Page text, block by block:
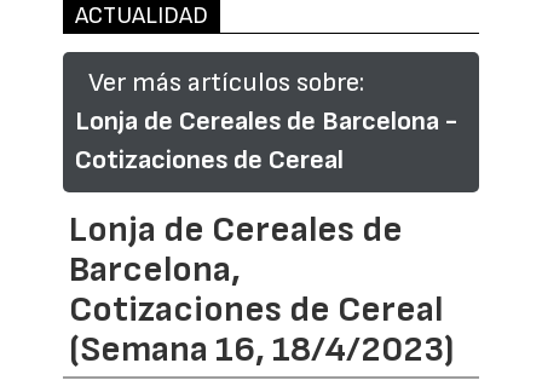
ACTUALIDAD
Ver más artículos sobre:
Lonja de Cereales de Barcelona -
Cotizaciones de Cereal
Lonja de Cereales de
Barcelona,
Cotizaciones de Cereal
(Semana 16, 18/4/2023)